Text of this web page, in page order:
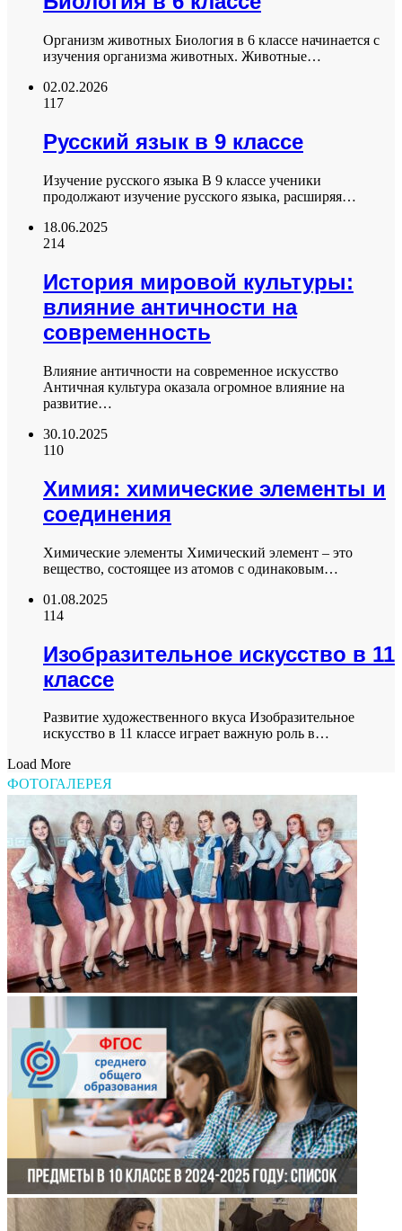
Организм животных Биология в 6 классе начинается с
изучения организма животных. Животные…
02.02.2026
117
Русский язык в 9 классе
Изучение русского языка В 9 классе ученики
продолжают изучение русского языка, расширяя…
18.06.2025
214
История мировой культуры:
влияние античности на
современность
Влияние античности на современное искусство
Античная культура оказала огромное влияние на
развитие…
30.10.2025
110
Химия: химические элементы и
соединения
Химические элементы Химический элемент – это
вещество, состоящее из атомов с одинаковым…
01.08.2025
114
Изобразительное искусство в 11
классе
Развитие художественного вкуса Изобразительное
искусство в 11 классе играет важную роль в…
Load More
ФОТОГАЛЕРЕЯ